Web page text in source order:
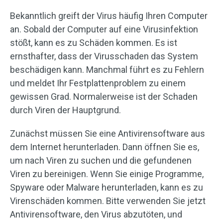
Bekanntlich greift der Virus häufig Ihren Computer
an. Sobald der Computer auf eine Virusinfektion
stößt, kann es zu Schäden kommen. Es ist
ernsthafter, dass der Virusschaden das System
beschädigen kann. Manchmal führt es zu Fehlern
und meldet Ihr Festplattenproblem zu einem
gewissen Grad. Normalerweise ist der Schaden
durch Viren der Hauptgrund.
Zunächst müssen Sie eine Antivirensoftware aus
dem Internet herunterladen. Dann öffnen Sie es,
um nach Viren zu suchen und die gefundenen
Viren zu bereinigen. Wenn Sie einige Programme,
Spyware oder Malware herunterladen, kann es zu
Virenschäden kommen. Bitte verwenden Sie jetzt
Antivirensoftware, den Virus abzutöten, und